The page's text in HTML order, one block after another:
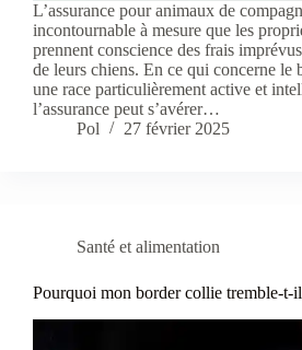
L’assurance pour animaux de
incontournable à mesure que les
prennent conscience des frais
de leurs chiens. En ce qui concerne le
une race particulièrement active et
l’assurance peut s’avérer…
Pol
27 février 2025
Santé et alimentation
Pourquoi mon border collie tremble-t-